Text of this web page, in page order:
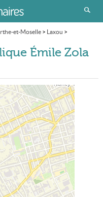
et-Moselle> Laxou >
Émile Zola